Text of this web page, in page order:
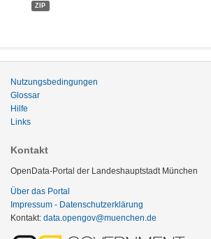
ZIP
Nutzungsbedingungen
Glossar
Hilfe
Links
Kontakt
OpenData-Portal der Landeshauptstadt München
Über das Portal
Impressum - Datenschutzerklärung
Kontakt: data.opengov@muenchen.de